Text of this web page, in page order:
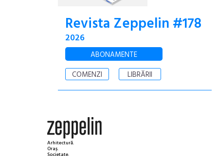
Revista Zeppelin #178
2026
ABONAMENTE
COMENZI
LIBRĂRII
Arhitectură.
Oraș.